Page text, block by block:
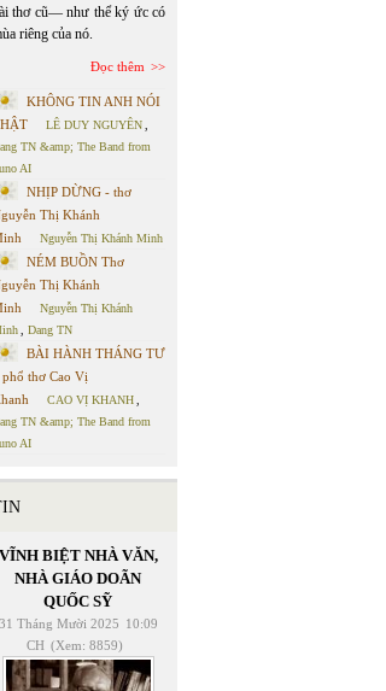
thơ cũ— như thể ký ức có
riêng của nó.
Đọc thêm
KHÔNG TIN ANH NÓI
LÊ DUY NGUYÊN
TN &amp; The Band from
AI
NHỊP DỪNG - thơ
Thị Khánh
Nguyễn Thị Khánh Minh
NÉM BUỒN Thơ
Thị Khánh
Nguyễn Thị Khánh
Dang TN
BÀI HÀNH THÁNG TƯ
phổ thơ Cao Vị
CAO VỊ KHANH
TN &amp; The Band from
AI
VĨNH BIỆT NHÀ VĂN,
NHÀ GIÁO DOÃN
QUỐC SỸ
31 Tháng Mười 2025 10:09
CH (Xem: 8859)